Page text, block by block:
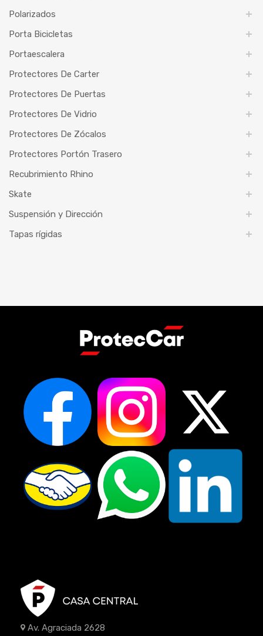
Polarizados
Porta Bicicletas
Portaescalera
Protectores De Carter
Protectores De Puertas
Protectores De Vidrio
Protectores De Zócalos
Protectores Portón Trasero
Recubrimiento Rhino
Skate
Suspensión y Dirección
Tapas rígidas
Av. Agraciada 2628